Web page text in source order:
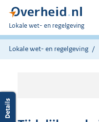
U
bent
hier:
Lokale wet- en regelgeving
Lokale wet- en regelgeving